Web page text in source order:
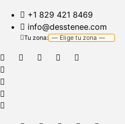
+1 829 421 8469
info@desstenee.com
Tu zona: